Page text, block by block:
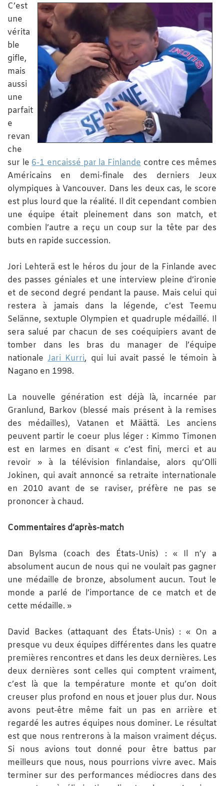
C’est
une
vérita
ble
gifle,
mais
aussi
une
parfait
e
revan
che
sur le 6-1 encaissé par la Finlande contre ces mêmes
Américains en demi-finale des derniers Jeux
olympiques à Vancouver. Dans les deux cas, le score
est plus lourd que la réalité. Il dit cependant combien
une équipe était pleinement dans son match, et
combien l’autre a reçu un coup sur la tête par des
buts en rapide succession.
Jori Lehterä est le héros du jour de la Finlande avec
des passes géniales et une interview pleine d’ironie
et de second degré pendant la pause. Mais celui qui
restera à jamais dans la légende, c’est Teemu
Selänne, sextuple Olympien et quadruple médaillé. Il
sera salué par chacun de ses coéquipiers avant de
tomber dans les bras du manager de l’équipe
nationaleJari Kurri, qui lui avait passé le témoin à
Nagano en 1998.
La nouvelle génération est déjà là, incarnée par
Granlund, Barkov (blessé mais présent à la remises
des médailles), Vatanen et Määttä. Les anciens
peuvent partir le coeur plus léger : Kimmo Timonen
est en larmes en disant « c’est fini, merci et au
revoir » à la télévision finlandaise, alors qu’Olli
Jokinen, qui avait annoncé sa retraite internationale
en 2010 avant de se raviser, préfère ne pas se
prononcer à chaud.
Commentaires d’après-match
Dan Bylsma (coach des États-Unis) : « Il n’y a
absolument aucun de nous qui ne voulait pas gagner
une médaille de bronze, absolument aucun. Tout le
monde a parlé de l’importance de ce match et de
cette médaille. »
David Backes (attaquant des États-Unis) : « On a
presque vu deux équipes différentes dans les quatre
premières rencontres et dans les deux dernières. Les
deux dernières sont celles qui comptent vraiment,
c’est là que la température monte et qu’on doit
creuser plus profond en nous et jouer plus dur. Nous
avons peut-être même fait un pas en arrière et
regardé les autres équipes nous dominer. Le résultat
est que nous rentrerons à la maison vraiment déçus.
Si nous avions tout donné pour être battus par
meilleurs que nous, nous pourrions vivre avec. Mais
terminer sur des performances médiocres dans des